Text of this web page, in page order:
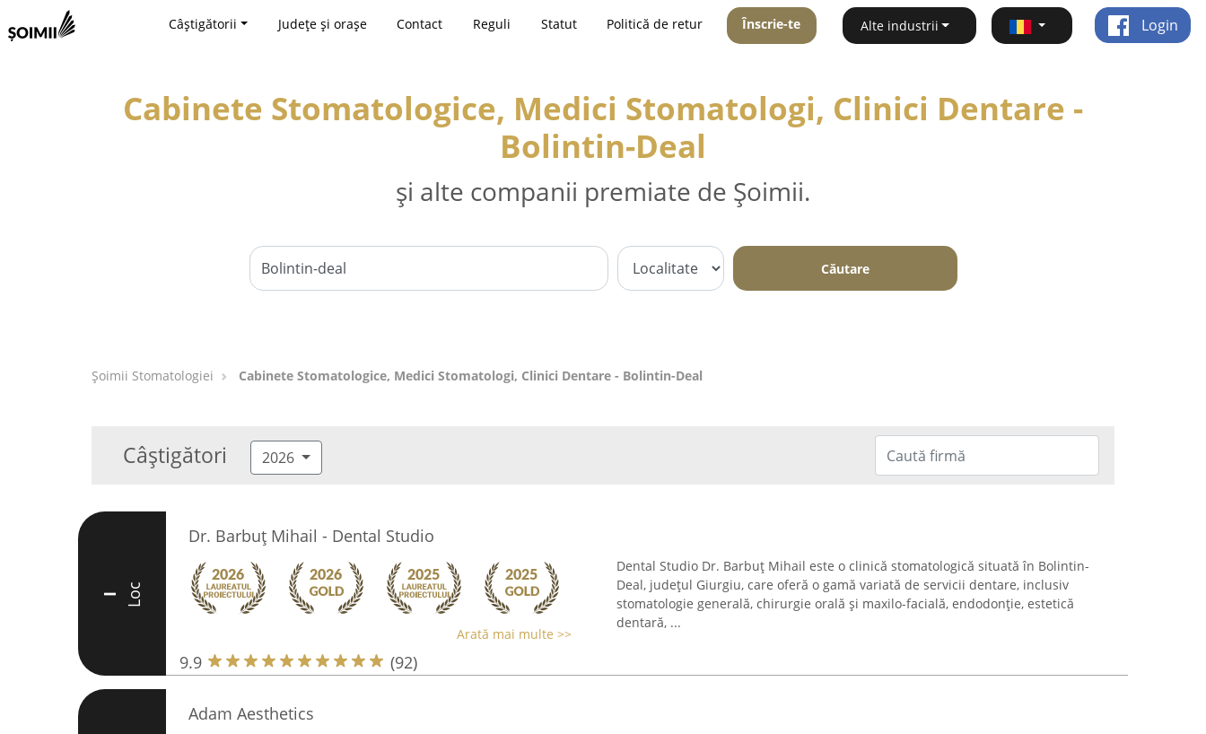
Câștigătorii Județe și orașe Contact Reguli Statut Politică de retur Înscrie-te Alte industrii Login
Cabinete Stomatologice, Medici Stomatologi, Clinici Dentare -
Bolintin-Deal
și alte companii premiate de Șoimii.
Căutare
Șoimii Stomatologiei Cabinete Stomatologice, Medici Stomatologi, Clinici Dentare - Bolintin-Deal
Câștigători 2026
I Loc
Dr. Barbuț Mihail - Dental Studio
Arată mai multe >>
9.9 (92)
Dental Studio Dr. Barbuț Mihail este o clinică stomatologică situată în Bolintin-
Deal, județul Giurgiu, care oferă o gamă variată de servicii dentare, inclusiv
stomatologie generală, chirurgie orală și maxilo-facială, endodonție, estetică
dentară, ...
Adam Aesthetics